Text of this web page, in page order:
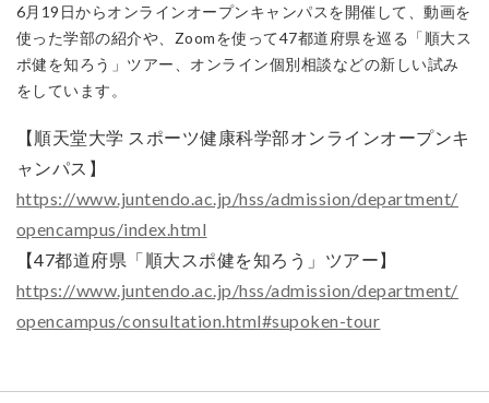
6月19日からオンラインオープンキャンパスを開催して、動画を
使った学部の紹介や、 Zoomを使って47都道府県を巡る「順大ス
ポ健を知ろう」 ツアー、オンライン個別相談などの新しい試み
をしています。
【順天堂大学 スポーツ健康科学部オンラインオープンキ
ャンパス】
https://www.juntendo.ac.jp/hss/admission/department/
opencampus/index.html
【47都道府県「順大スポ健を知ろう」ツアー】
https://www.juntendo.ac.jp/hss/admission/department/
opencampus/consultation.html#supoken-tour